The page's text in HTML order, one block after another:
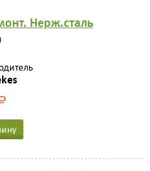
Нерж.стaль